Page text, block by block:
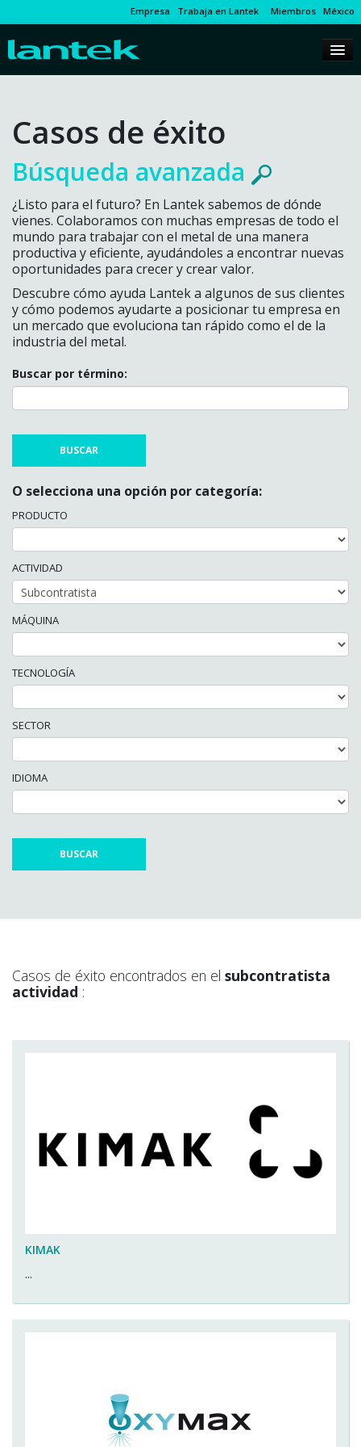
Empresa Trabaja en Lantek Miembros México
Casos de éxito
Búsqueda avanzada
¿Listo para el futuro? En Lantek sabemos de dónde
vienes. Colaboramos con muchas empresas de todo el
mundo para trabajar con el metal de una manera
productiva y eficiente, ayudándoles a encontrar nuevas
oportunidades para crecer y crear valor.
Descubre cómo ayuda Lantek a algunos de sus clientes
y cómo podemos ayudarte a posicionar tu empresa en
un mercado que evoluciona tan rápido como el de la
industria del metal.
Buscar por término:
O selecciona una opción por categoría:
PRODUCTO
ACTIVIDAD
MÁQUINA
TECNOLOGÍA
SECTOR
IDIOMA
Casos de éxito encontrados en el subcontratista
actividad :
KIMAK
...